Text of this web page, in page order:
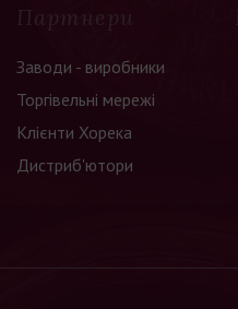
Партнери
Заводи - виробники
Торгівельні мережі
Клієнти Хорека
Дистриб'ютори